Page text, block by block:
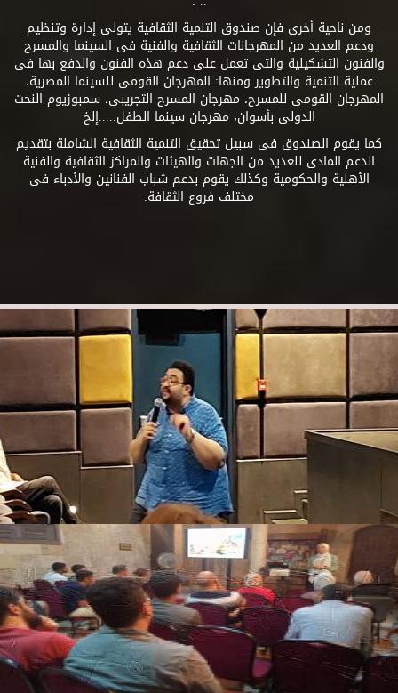
ومن ناحية أخرى فإن صندوق التنمية الثقافية يتولى إدارة وتنظيم
ودعم العديد من المهرجانات الثقافية والفنية فى السينما والمسرح
والفنون التشكيلية والتى تعمل على دعم هذه الفنون والدفع بها فى
عملية التنمية والتطوير ومنها: المهرجان القومى للسينما المصرية،
المهرجان القومى للمسرح، مهرجان المسرح التجريبى، سمبوزيوم النحت
الدولى بأسوان، مهرجان سينما الطفل.....إلخ
كما يقوم الصندوق فى سبيل تحقيق التنمية الثقافية الشاملة بتقديم
الدعم المادى للعديد من الجهات والهيئات والمراكز الثقافية والفنية
الأهلية والحكومية وكذلك يقوم بدعم شباب الفنانين والأدباء فى
مختلف فروع الثقافة.